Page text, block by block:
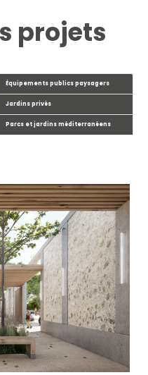
projets
Équipements publics paysagers
Jardins privés
Parcs et jardins méditerranéens